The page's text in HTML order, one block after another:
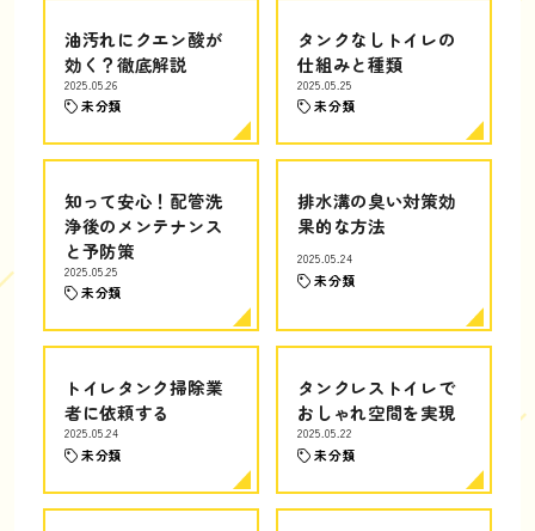
油汚れにクエン酸が
効く？徹底解説
2025.05.26
未分類
タンクなしトイレの
仕組みと種類
2025.05.25
未分類
知って安心！配管洗
浄後のメンテナンス
と予防策
2025.05.25
未分類
排水溝の臭い対策効
果的な方法
2025.05.24
未分類
トイレタンク掃除業
者に依頼する
2025.05.24
未分類
タンクレストイレで
おしゃれ空間を実現
2025.05.22
未分類